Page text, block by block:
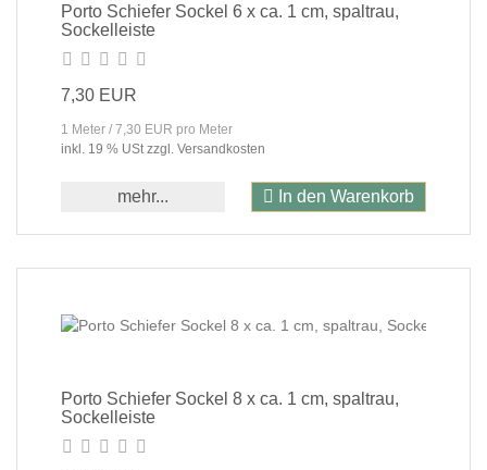
Porto Schiefer Sockel 6 x ca. 1 cm, spaltrau,
Sockelleiste
7,30 EUR
1 Meter / 7,30 EUR pro Meter
inkl. 19 % USt zzgl. Versandkosten
mehr... In den Warenkorb
Porto Schiefer Sockel 8 x ca. 1 cm, spaltrau,
Sockelleiste